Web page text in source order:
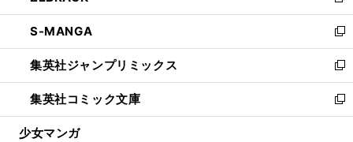
開
く
ウ
で
開
く
ン
ド
ウ
で
開
く
ウ
ィ
ン
ド
ウ
で
開
し
い
ウ
ィ
ン
ド
ウ
S-MANGA
新
し
い
ウ
ィ
ン
集英社ジャンプリミックス
新
し
い
ウ
集英社コミック文庫
新
し
少女マンガ